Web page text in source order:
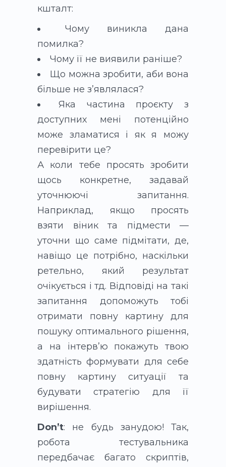
кшталт:
Чому виникла дана
помилка?
Чому її не виявили раніше?
Що можна зробити, аби вона
більше не зʼявлялася?
Яка частина проєкту з
доступних мені потенційно
може зламатися і як я можу
перевірити це?
А коли тебе просять зробити
щось конкретне, задавай
уточнюючі запитання.
Наприклад, якщо просять
взяти віник та підмести —
уточни що саме підмітати, де,
навіщо це потрібно, наскільки
ретельно, який результат
очікується і тд. Відповіді на такі
запитання допоможуть тобі
отримати повну картину для
пошуку оптимального рішення,
а на інтервʼю покажуть твою
здатність формувати для себе
повну картину ситуації та
будувати стратегію для її
вирішення.
Don’t: не будь занудою! Так,
робота тестувальника
передбачає багато скриптів,